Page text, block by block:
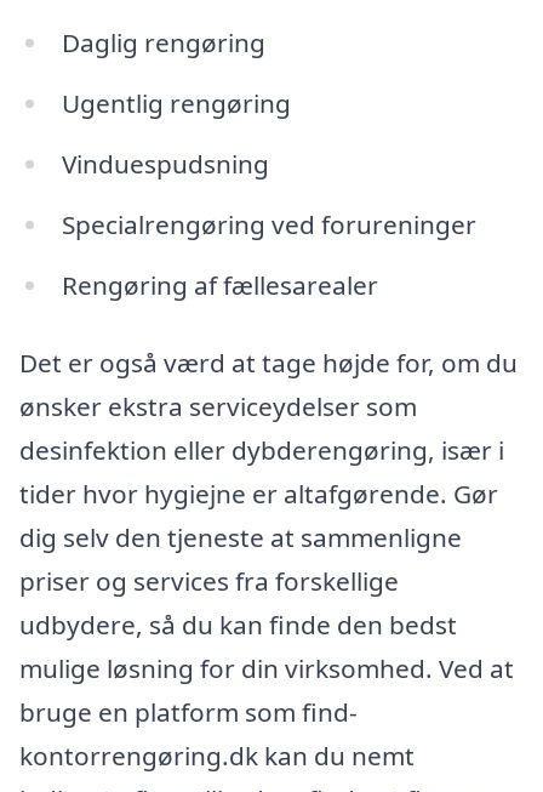
Daglig rengøring
Ugentlig rengøring
Vinduespudsning
Specialrengøring ved forureninger
Rengøring af fællesarealer
Det er også værd at tage højde for, om du
ønsker ekstra serviceydelser som
desinfektion eller dybderengøring, især i
tider hvor hygiejne er altafgørende. Gør
dig selv den tjeneste at sammenligne
priser og services fra forskellige
udbydere, så du kan finde den bedst
mulige løsning for din virksomhed. Ved at
bruge en platform som find-
kontorrengøring.dk kan du nemt